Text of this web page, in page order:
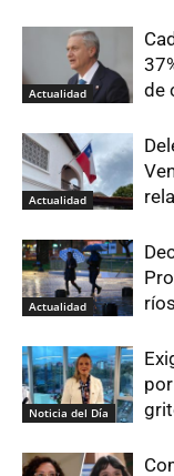
Actualidad
de
Actualidad
Actualidad
ríos
Noticia del Día